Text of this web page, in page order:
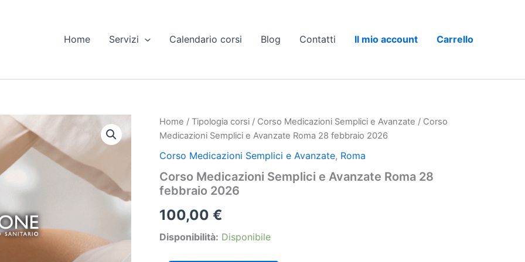
Home Servizi Calendario corsi Blog Contatti Il mio account Carrello
Home / Tipologia corsi / Corso Medicazioni Semplici e Avanzate / Corso
Medicazioni Semplici e Avanzate Roma 28 febbraio 2026
Corso Medicazioni Semplici e Avanzate, Roma
Corso Medicazioni Semplici e Avanzate Roma 28
febbraio 2026
100,00 €
Disponibilità: Disponibile